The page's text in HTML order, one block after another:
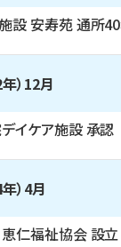
設 安寿苑 通所
）12月
イケア施設 承認
）4月
仁福祉協会 設立